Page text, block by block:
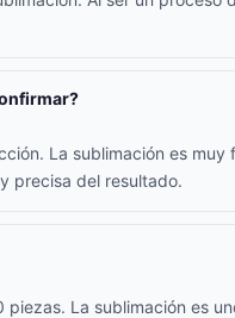
La sublimación es muy
precisa del resultado.
La sublimación es